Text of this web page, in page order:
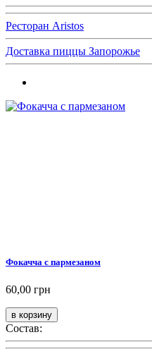
Ресторан Aristos
Доставка пиццы Запорожье
Фокачча с пармезаном
60,00 грн
Состав: